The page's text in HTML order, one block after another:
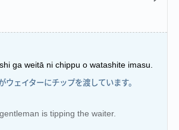
ga weitā ni chippu o watashite imasu.
ウェイターにチップを渡しています。
is tipping the waiter.